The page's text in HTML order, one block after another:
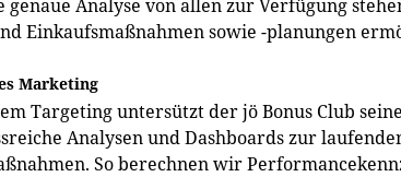
genaue Analyse von allen zur Verfügung
Einkaufsmaßnahmen sowie -planungen
Marketing
Targeting untersützt der jö Bonus Club
Analysen und Dashboards zur
So berechnen wir